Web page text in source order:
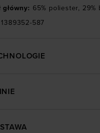
główny: 65% poliester, 29%
1389352-587